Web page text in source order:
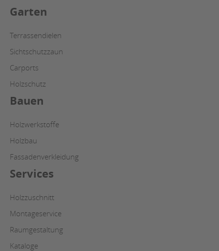
Garten
Terrassendielen
Sichtschutzzaun
Carports
Holzschutz
Bauen
Holzwerkstoffe
Holzbau
Fassadenverkleidung
Services
Holzzuschnitt
Montageservice
Raumgestaltung
Kataloge